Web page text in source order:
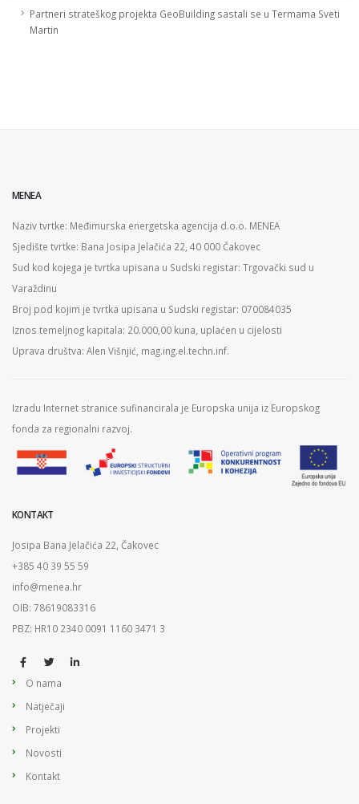
Partneri strateškog projekta GeoBuilding sastali se u Termama Sveti
Martin
MENEA
Naziv tvrtke: Međimurska energetska agencija d.o.o. MENEA
Sjedište tvrtke: Bana Josipa Jelačića 22, 40 000 Čakovec
Sud kod kojega je tvrtka upisana u Sudski registar: Trgovački sud u
Varaždinu
Broj pod kojim je tvrtka upisana u Sudski registar: 070084035
Iznos temeljnog kapitala: 20.000,00 kuna, uplaćen u cijelosti
Uprava društva: Alen Višnjić, mag.ing.el.techn.inf.
Izradu Internet stranice sufinancirala je Europska unija iz Europskog
fonda za regionalni razvoj.
KONTAKT
Josipa Bana Jelačića 22, Čakovec
+385 40 39 55 59
info@menea.hr
OIB: 78619083316
PBZ: HR10 2340 0091 1160 3471 3
O nama
Natječaji
Projekti
Novosti
Kontakt